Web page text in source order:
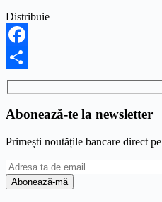
Distribuie
Facebook
Share
Abonează-te la newsletter
Primești noutățile bancare direct